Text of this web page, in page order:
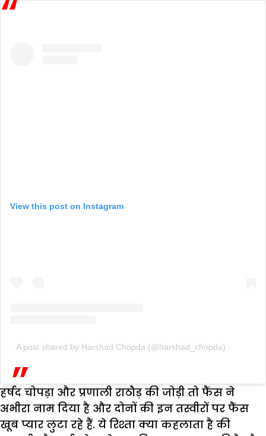
View this post on Instagram
A post shared by Harshad Chopda (@harshad_chopda)
हर्षद चोपड़ा और प्रणाली राठौड़ की जोड़ी तो फैंस ने
अभीरा नाम दिया है और दोनों की इन तस्वीरों पर फैंस
खूब प्यार लुटा रहे हैं. ये रिश्ता क्या कहलाता है की